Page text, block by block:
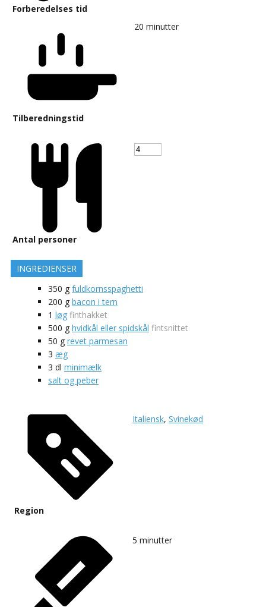
Forberedelses tid
Tilberedningstid
20 minutter
Antal personer
INGREDIENSER
350 g fuldkornsspaghetti
200 g bacon i tern
1 løg finthakket
500 g hvidkål eller spidskål fintsnittet
50 g revet parmesan
3 æg
3 dl minimælk
salt og peber
Region
Italiensk, Svinekød
5 minutter